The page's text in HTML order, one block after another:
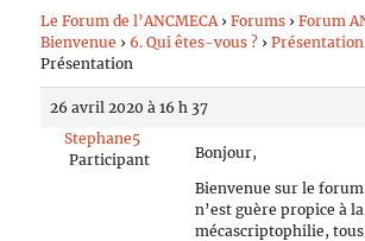
Le Forum de l’ANCMECA › Forums › Forum
Bienvenue › 6. Qui êtes-vous ? › Présentation
Présentation
26 avril 2020 à 16 h 37
Stephane5
Participant
Bonjour,
Bienvenue sur le
n’est guère propice à la
mécascriptophilie,